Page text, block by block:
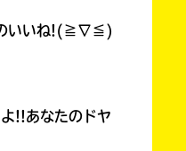
のいいね!(≧∇≦)
!!あなたのドヤ